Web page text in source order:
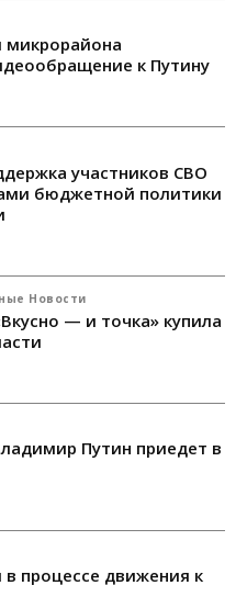
микрорайона
к Путину
участников СВО
бюджетной политики
Новости
— и точка» купила
Путин приедет в
процессе движения к